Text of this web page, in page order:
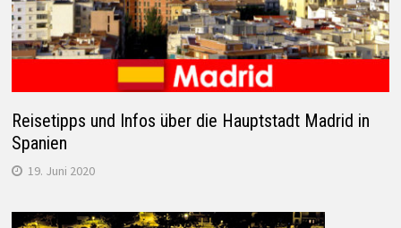
Reisetipps und Infos über die Hauptstadt Madrid in
Spanien
19. Juni 2020